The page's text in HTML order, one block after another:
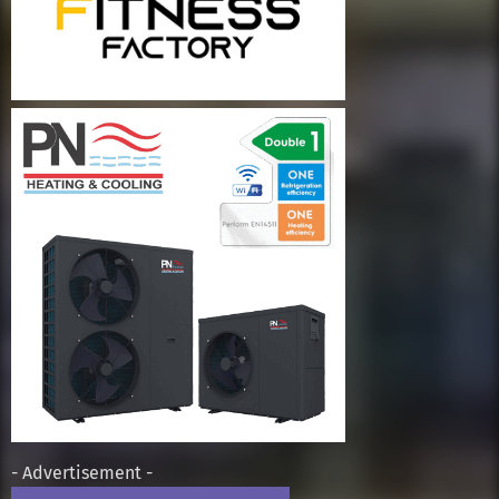
- Advertisement -